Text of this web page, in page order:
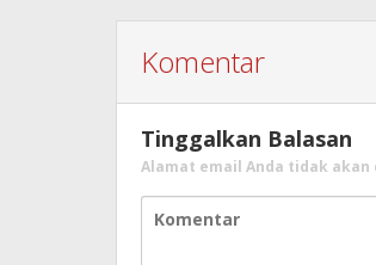
Komentar
Tinggalkan Balasan
Alamat email Anda tidak